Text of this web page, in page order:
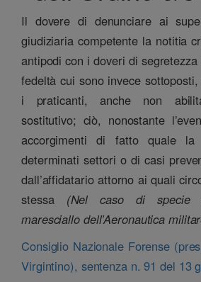
Il dovere di denunciare ai
giudiziaria competente la notitia
antipodi con i doveri di
fedeltà cui sono invece
i praticanti, anche non
sostitutivo; ciò, nonostante
accorgimenti di fatto quale la
determinati settori o di casi
dall’affidatario attorno ai quali
stessa (Nel caso di specie
maresciallo dell’Aeronautica
Consiglio Nazionale Forense
Virgintino), sentenza n. 91 del 13